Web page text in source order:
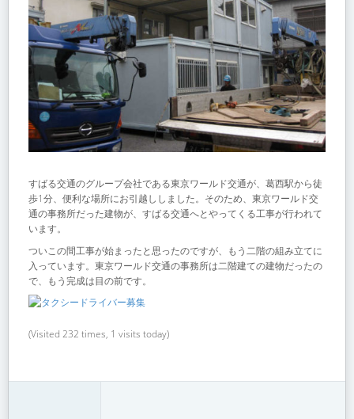
すばる交通のグループ会社である東京ワールド交通が、葛西駅から徒
歩1分、便利な場所にお引越ししました。そのため、東京ワールド交
通の事務所だった建物が、すばる交通へとやってくる工事が行われて
います。
ついこの間工事が始まったと思ったのですが、もう二階の組み立てに
入っています。東京ワールド交通の事務所は二階建ての建物だったの
で、もう完成は目の前です。
(Visited 232 times, 1 visits today)